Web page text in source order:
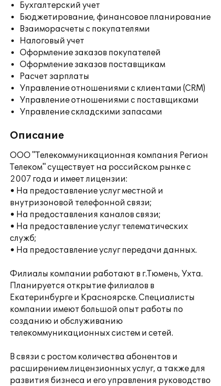
Бухгалтерский учет
Бюджетирование, финансовое планирование
Взаиморасчеты с покупателями
Налоговый учет
Оформление заказов покупателей
Оформление заказов поставщикам
Расчет зарплаты
Управление отношениями с клиентами (CRM)
Управление отношениями с поставщиками
Управление складскими запасами
Описание
ООО "Телекоммуникационная компания Регион
Телеком" существует на российском рынке с
2007 года и имеет лицензии:
• На предоставление услуг местной и
внутризоновой телефонной связи;
• На предоставления каналов связи;
• На предоставление услуг телематических
служб;
• На предоставление услуг передачи данных.
Филиалы компании работают в г.Тюмень, Ухта.
Планируется открытие филиалов в
Екатеринбурге и Красноярске. Специалисты
компании имеют большой опыт работы по
созданию и обслуживанию
телекоммуникационных систем и сетей.
В связи с ростом количества абонентов и
расширением лицензионных услуг, а также для
развития бизнеса и его управления руководство